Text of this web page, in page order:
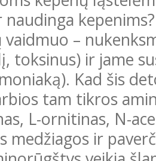
naudinga
vaidmuo –
toksinus) ir jame
Kad šis
tam tikros
L-ornitinas, N-
medžiagos ir